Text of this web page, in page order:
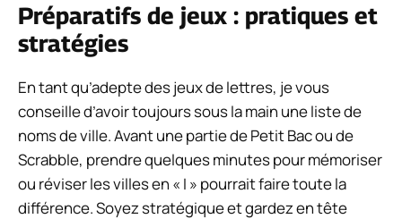
Préparatifs de jeux : pratiques et
stratégies
En tant qu’adepte des jeux de lettres, je vous
conseille d’avoir toujours sous la main une liste de
noms de ville. Avant une partie de Petit Bac ou de
Scrabble, prendre quelques minutes pour mémoriser
ou réviser les villes en « I » pourrait faire toute la
différence. Soyez stratégique et gardez en tête